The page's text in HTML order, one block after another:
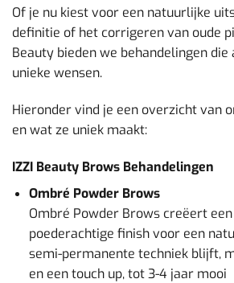
Of je nu kiest voor een natuurlijke
definitie of het corrigeren van oude
Beauty bieden we behandelingen
unieke wensen.
Hieronder vind je een overzicht van
en wat ze uniek maakt:
IZZI Beauty Brows Behandelingen
Ombré Powder Brows
Ombré Powder Brows creëert
poederachtige finish voor een
semi-permanente techniek blijft,
en een touch up, tot 3-4 jaar mooi